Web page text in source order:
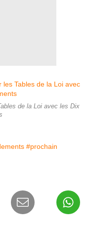
de la Loi avec les Dix
#prochain